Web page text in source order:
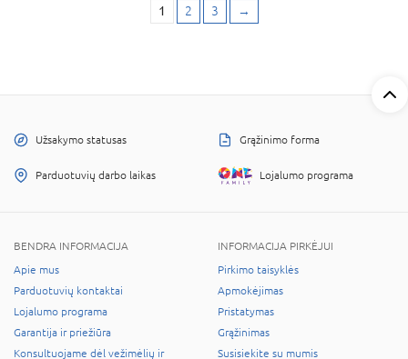
1 2 3 →
Užsakymo statusas Grąžinimo forma
Parduotuvių darbo laikas Lojalumo programa
BENDRA INFORMACIJA
Apie mus
Parduotuvių kontaktai
Lojalumo programa
Garantija ir priežiūra
Konsultuojame dėl vežimėlių ir
INFORMACIJA PIRKĖJUI
Pirkimo taisyklės
Apmokėjimas
Pristatymas
Grąžinimas
Susisiekite su mumis